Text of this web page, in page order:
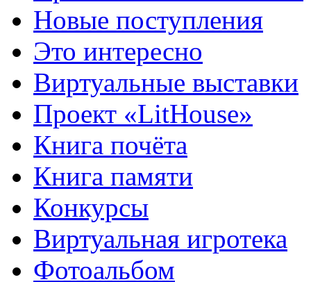
Новые поступления
Это интересно
Виртуальные выставки
Проект «LitHouse»
Книга почёта
Книга памяти
Конкурсы
Виртуальная игротека
Фотоальбом